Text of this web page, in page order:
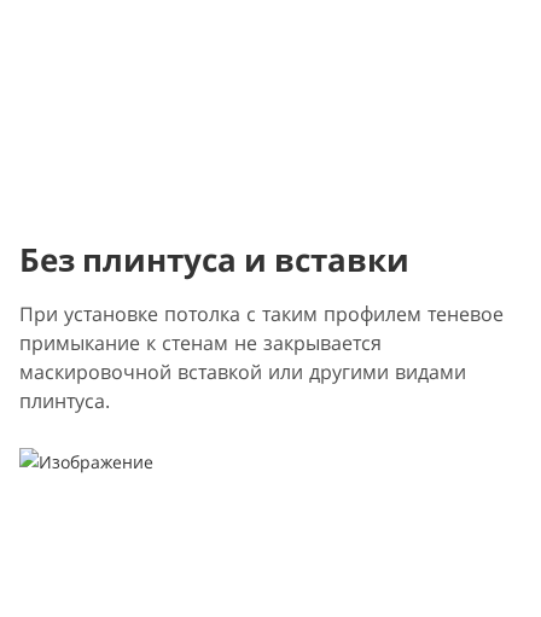
Без плинтуса и вставки
При установке потолка с таким профилем теневое
примыкание к стенам не закрывается
маскировочной вставкой или другими видами
плинтуса.